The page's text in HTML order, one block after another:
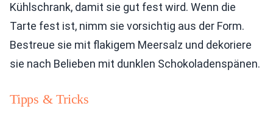
Kühlschrank, damit sie gut fest wird. Wenn die
Tarte fest ist, nimm sie vorsichtig aus der Form.
Bestreue sie mit flakigem Meersalz und dekoriere
sie nach Belieben mit dunklen Schokoladenspänen.
Tipps & Tricks